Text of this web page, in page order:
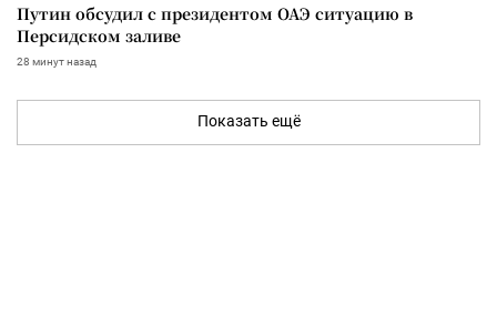
Путин обсудил с президентом ОАЭ ситуацию в
Персидском заливе
28 минут назад
Показать ещё